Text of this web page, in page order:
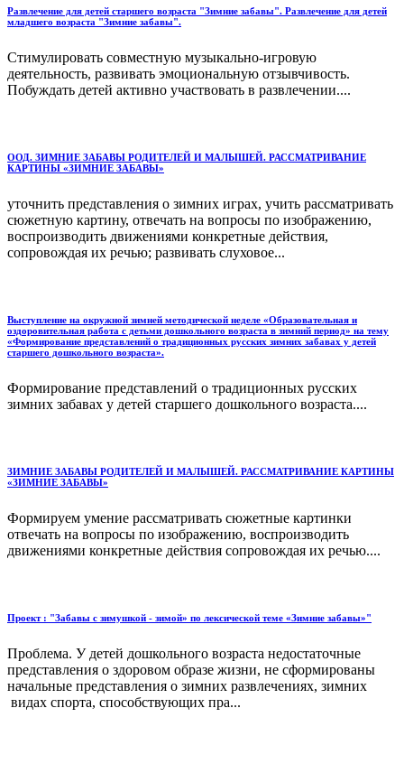
Развлечение для детей старшего возраста "Зимние забавы". Развлечение для детей
младшего возраста "Зимние забавы".
Стимулировать совместную музыкально-игровую
деятельность, развивать эмоциональную отзывчивость.
Побуждать детей активно участвовать в развлечении....
ООД. ЗИМНИЕ ЗАБАВЫ РОДИТЕЛЕЙ И МАЛЫШЕЙ. РАССМАТРИВАНИЕ
КАРТИНЫ «ЗИМНИЕ ЗАБАВЫ»
уточнить представления о зимних играх, учить рассматривать
сюжетную картину, отвечать на вопросы по изображению,
воспроизводить движениями конкретные действия,
сопровождая их речью; развивать слуховое...
Выступление на окружной зимней методической неделе «Образовательная и
оздоровительная работа с детьми дошкольного возраста в зимний период» на тему
«Формирование представлений о традиционных русских зимних забавах у детей
старшего дошкольного возраста».
Формирование представлений о традиционных русских
зимних забавах у детей старшего дошкольного возраста....
ЗИМНИЕ ЗАБАВЫ РОДИТЕЛЕЙ И МАЛЫШЕЙ. РАССМАТРИВАНИЕ КАРТИНЫ
«ЗИМНИЕ ЗАБАВЫ»
Формируем умение рассматривать сюжетные картинки
отвечать на вопросы по изображению, воспроизводить
движениями конкретные действия сопровождая их речью....
Проект : "Забавы с зимушкой - зимой» по лексической теме «Зимние забавы»"
Проблема. У детей дошкольного возраста недостаточные
представления о здоровом образе жизни, не сформированы
начальные представления о зимних развлечениях, зимних
видах спорта, способствующих пра...